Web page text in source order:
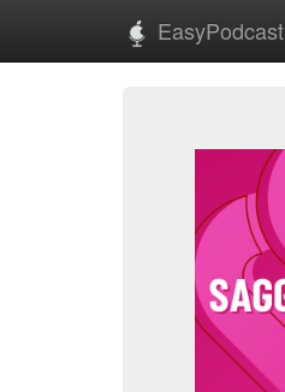
EasyPodcast